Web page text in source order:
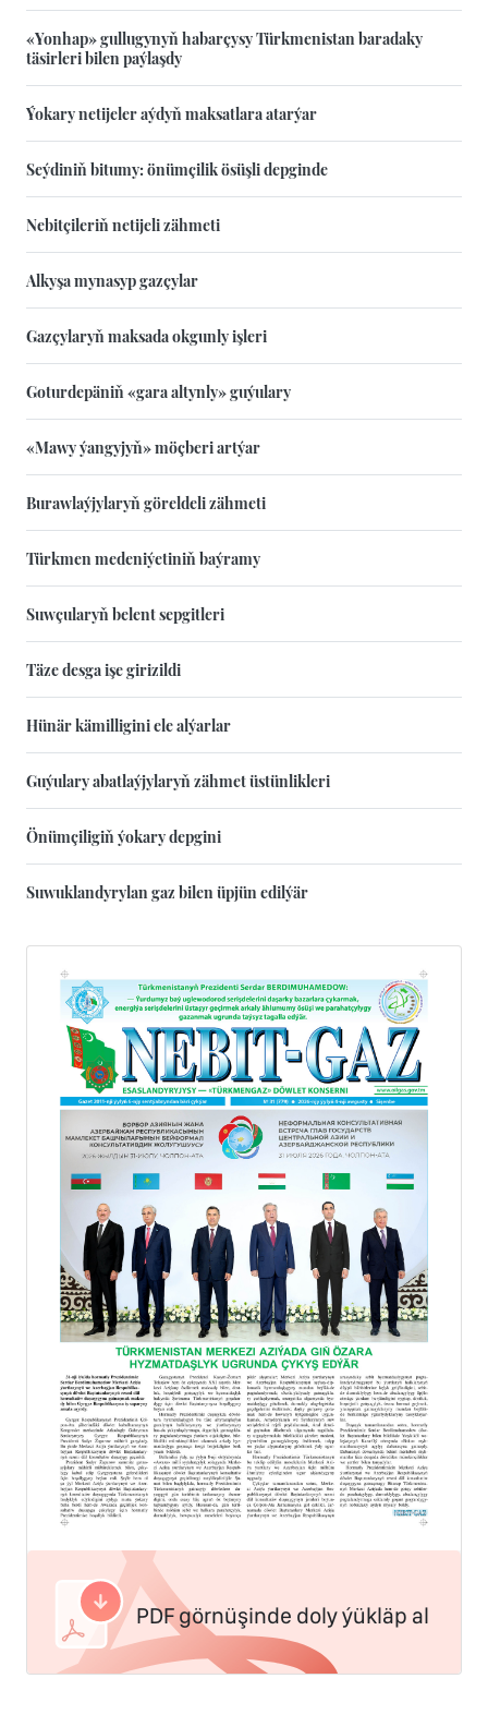
«Yonhap» gullugynyň habarçysy Türkmenistan baradaky
täsirleri bilen paýlaşdy
Ýokary netijeler aýdyň maksatlara atarýar
Seýdiniň bitumy: önümçilik ösüşli depginde
Nebitçileriň netijeli zähmeti
Alkyşa mynasyp gazçylar
Gazçylaryň maksada okgunly işleri
Goturdepäniň «gara altynly» guýulary
«Mawy ýangyjyň» möçberi artýar
Burawlaýjylaryň göreldeli zähmeti
Türkmen medeniýetiniň baýramy
Suwçularyň belent sepgitleri
Täze desga işe girizildi
Hünär kämilligini ele alýarlar
Guýulary abatlaýjylaryň zähmet üstünlikleri
Önümçiligiň ýokary depgini
Suwuklandyrylan gaz bilen üpjün edilýär
PDF görnüşinde doly ýükläp al